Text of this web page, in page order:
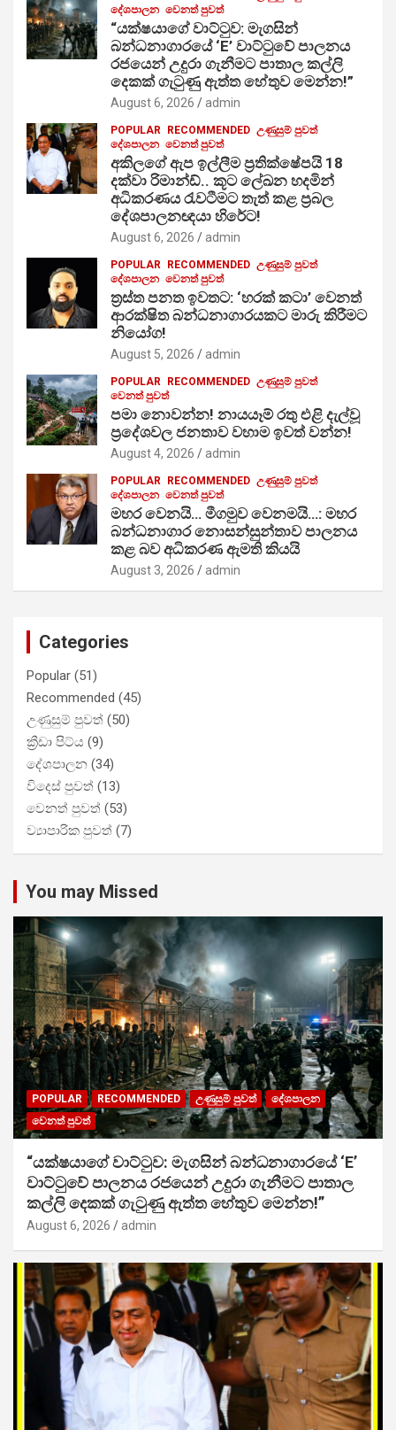
දේශපාලන වෙනත් පුවත්
“යක්ෂයාගේ වාට්ටුව: මැගසින්
බන්ධනාගාරයේ ‘E’ වාට්ටුවේ පාලනය
රජයෙන් උදුරා ගැනීමට පාතාල කල්ලි
දෙකක් ගැටුණු ඇත්ත හේතුව මෙන්න!”
August 6, 2026 admin
POPULAR RECOMMENDED උණුසුම් පුවත්
දේශපාලන වෙනත් පුවත්
අකිලගේ ඇප ඉල්ලීම ප්‍රතික්ෂේපයි 18
දක්වා රිමාන්ඩ්.. කූට ලේඛන හදමින්
අධිකරණය රැවටීමට තැත් කළ ප්‍රබල
දේශපාලනඥයා හිරේට!
August 6, 2026 admin
POPULAR RECOMMENDED උණුසුම් පුවත්
දේශපාලන වෙනත් පුවත්
ත්‍රස්ත පනත ඉවතට: ‘හරක් කටා’ වෙනත්
ආරක්ෂිත බන්ධනාගාරයකට මාරු කිරීමට
නියෝග!
August 5, 2026 admin
POPULAR RECOMMENDED උණුසුම් පුවත්
වෙනත් පුවත්
පමා නොවන්න! නායයෑම් රතු එළි දැල්වූ
ප්‍රදේශවල ජනතාව වහාම ඉවත් වන්න!
August 4, 2026 admin
POPULAR RECOMMENDED උණුසුම් පුවත්
දේශපාලන වෙනත් පුවත්
මහර වෙනයි… මීගමුව වෙනමයි…: මහර
බන්ධනාගාර නොසන්සුන්තාව පාලනය
කළ බව අධිකරණ ඇමති කියයි
August 3, 2026 admin
Categories
Popular (51)
Recommended (45)
උණුසුම් පුවත් (50)
ක්‍රීඩා පිට්ය (9)
දේශපාලන (34)
විදෙස් පුවත් (13)
වෙනත් පුවත් (53)
ව්‍යාපාරික පුවත් (7)
You may Missed
POPULAR RECOMMENDED උණුසුම් පුවත්
දේශපාලන
වෙනත් පුවත්
“යක්ෂයාගේ වාට්ටුව: මැගසින් බන්ධනාගාරයේ ‘E’
වාට්ටුවේ පාලනය රජයෙන් උදුරා ගැනීමට පාතාල
කල්ලි දෙකක් ගැටුණු ඇත්ත හේතුව මෙන්න!”
August 6, 2026 admin